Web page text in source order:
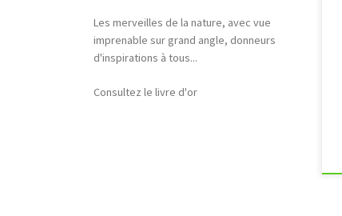
Les merveilles de la nature, avec vue
imprenable sur grand angle, donneurs
d'inspirations à tous...
Consultez le livre d'or